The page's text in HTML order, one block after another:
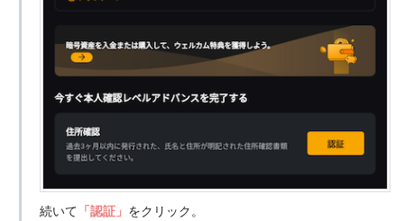
続いて 「認証」 をクリック。